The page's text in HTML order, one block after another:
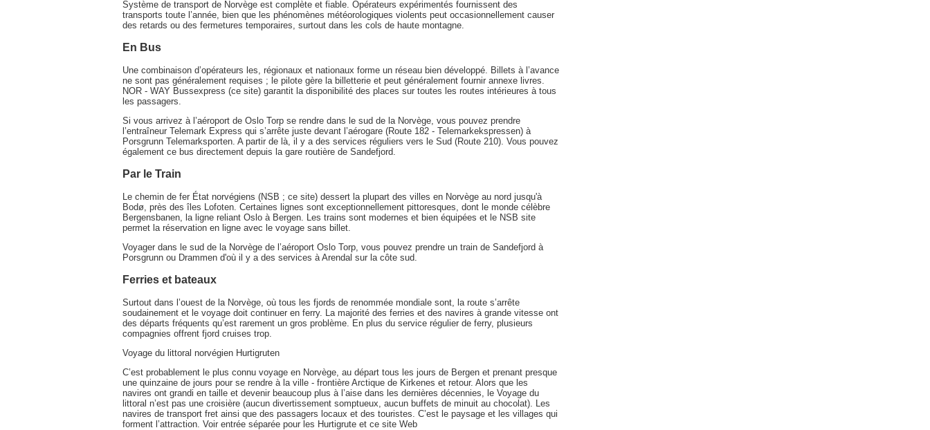
Système de transport de Norvège est complète et fiable. Opérateurs expérimentés fournissent des
transports toute l’année, bien que les phénomènes météorologiques violents peut occasionnellement causer
des retards ou des fermetures temporaires, surtout dans les cols de haute montagne.
En Bus
Une combinaison d’opérateurs les, régionaux et nationaux forme un réseau bien développé. Billets à l’avance
ne sont pas généralement requises ; le pilote gère la billetterie et peut généralement fournir annexe livres.
NOR - WAY Bussexpress (ce site) garantit la disponibilité des places sur toutes les routes intérieures à tous
les passagers.
Si vous arrivez à l’aéroport de Oslo Torp se rendre dans le sud de la Norvège, vous pouvez prendre
l’entraîneur Telemark Express qui s’arrête juste devant l’aérogare (Route 182 - Telemarkekspressen) à
Porsgrunn Telemarksporten. A partir de là, il y a des services réguliers vers le Sud (Route 210). Vous pouvez
également ce bus directement depuis la gare routière de Sandefjord.
Par le Train
Le chemin de fer État norvégiens (NSB ; ce site) dessert la plupart des villes en Norvège au nord jusqu'à
Bodø, près des îles Lofoten. Certaines lignes sont exceptionnellement pittoresques, dont le monde célèbre
Bergensbanen, la ligne reliant Oslo à Bergen. Les trains sont modernes et bien équipées et le NSB site
permet la réservation en ligne avec le voyage sans billet.
Voyager dans le sud de la Norvège de l’aéroport Oslo Torp, vous pouvez prendre un train de Sandefjord à
Porsgrunn ou Drammen d'où il y a des services à Arendal sur la côte sud.
Ferries et bateaux
Surtout dans l’ouest de la Norvège, où tous les fjords de renommée mondiale sont, la route s’arrête
soudainement et le voyage doit continuer en ferry. La majorité des ferries et des navires à grande vitesse ont
des départs fréquents qu’est rarement un gros problème. En plus du service régulier de ferry, plusieurs
compagnies offrent fjord cruises trop.
Voyage du littoral norvégien Hurtigruten
C’est probablement le plus connu voyage en Norvège, au départ tous les jours de Bergen et prenant presque
une quinzaine de jours pour se rendre à la ville - frontière Arctique de Kirkenes et retour. Alors que les
navires ont grandi en taille et devenir beaucoup plus à l’aise dans les dernières décennies, le Voyage du
littoral n’est pas une croisière (aucun divertissement somptueux, aucun buffets de minuit au chocolat). Les
navires de transport fret ainsi que des passagers locaux et des touristes. C’est le paysage et les villages qui
forment l’attraction. Voir entrée séparée pour les Hurtigrute et ce site Web